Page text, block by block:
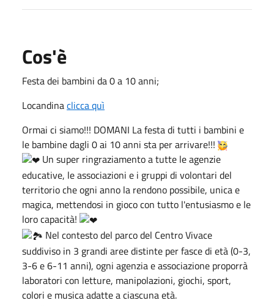
Cos'è
Festa dei bambini da 0 a 10 anni;
Locandinaclicca quì
Ormai ci siamo!!! DOMANI La festa di tutti i bambini e
le bambine dagli 0 ai 10 anni sta per arrivare!!!
Un super ringraziamento a tutte le agenzie
educative, le associazioni e i gruppi di volontari del
territorio che ogni anno la rendono possibile, unica e
magica, mettendosi in gioco con tutto l'entusiasmo e le
loro capacità!
Nel contesto del parco del Centro Vivace
suddiviso in 3 grandi aree distinte per fasce di età (0-3,
3-6 e 6-11 anni), ogni agenzia e associazione proporrà
laboratori con letture, manipolazioni, giochi, sport,
colori e musica adatte a ciascuna età.